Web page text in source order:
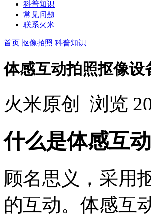
科普知识
常见问题
联系火米
首页 抠像拍照 科普知识
体感互动拍照抠像设
火米原创 浏览
什么是体感互
顾名思义，采用
的互动。体感互